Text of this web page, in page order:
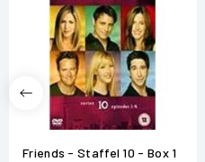
Friends - Staffel 10 - Box 1